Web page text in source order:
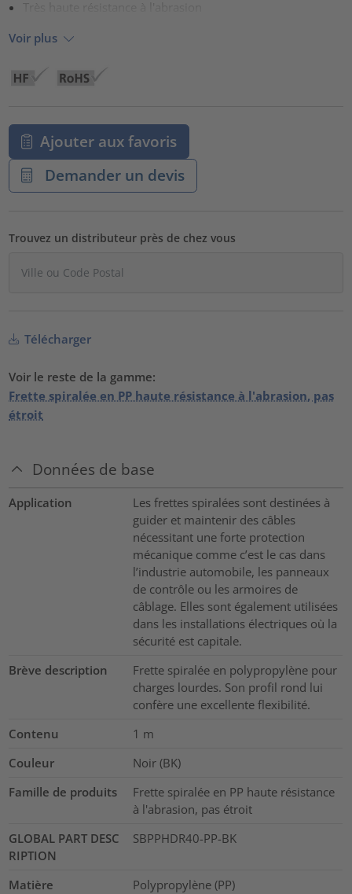
Voir plus
Ajouter aux favoris
Demander un devis
Trouvez un distributeur près de chez vous
Télécharger
Voir le reste de la gamme:
Frette spiralée en PP haute résistance à l'abrasion, pas
étroit
Données de base
Application
Les frettes spiralées sont destinées à
guider et maintenir des câbles
nécessitant une forte protection
mécanique comme c’est le cas dans
l’industrie automobile, les panneaux
de contrôle ou les armoires de
câblage. Elles sont également utilisées
dans les installations électriques où la
sécurité est capitale.
Brève description
Frette spiralée en polypropylène pour
charges lourdes. Son profil rond lui
confère une excellente flexibilité.
Contenu
1 m
Couleur
Noir (BK)
Famille de produits
Frette spiralée en PP haute résistance
à l'abrasion, pas étroit
GLOBAL PART DESC
RIPTION
SBPPHDR40-PP-BK
Matière
Polypropylène (PP)